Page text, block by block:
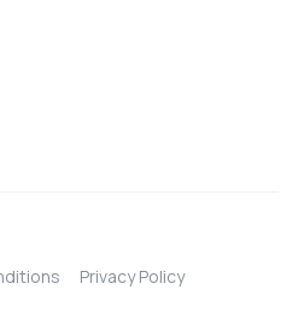
Privacy Policy